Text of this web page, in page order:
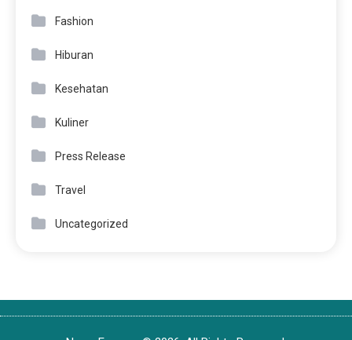
Fashion
Hiburan
Kesehatan
Kuliner
Press Release
Travel
Uncategorized